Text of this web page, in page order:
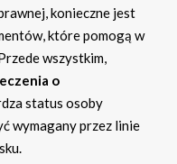
konieczne jest
które pomogą w
wszystkim,
o
status osoby
wymagany przez linie